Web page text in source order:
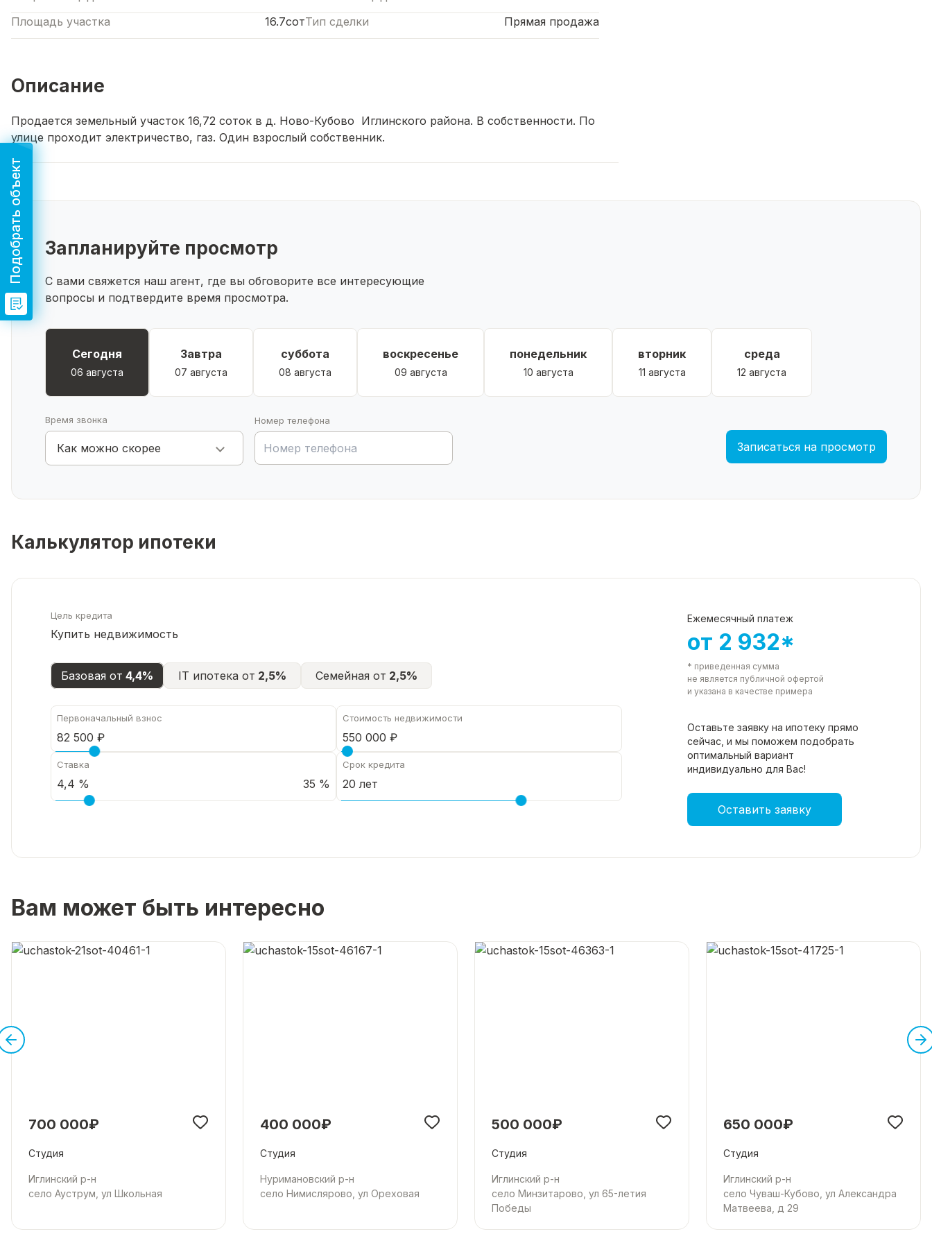
Площадь участка
16.7сотТип сделки Прямая продажа
Описание
Продается земельный участок 16,72 соток в д. Ново-Кубово Иглинского района. В собственности. По
улице проходит электричество, газ. Один взрослый собственник.
Запланируйте просмотр
С вами свяжется наш агент, где вы обговорите все интересующие
вопросы и подтвердите время просмотра.
Сегодня
06 августа
Завтра
07 августа
суббота
08 августа
воскресенье
09 августа
понедельник
10 августа
вторник
11 августа
среда
12 августа
Время звонка
Как можно скорее
Номер телефона
Записаться на просмотр
Калькулятор ипотеки
Цель кредита
Купить недвижимость
Базовая от 4,4% IT ипотека от 2,5% Семейная от 2,5%
Первоначальный взнос Стоимость недвижимости
Ставка
35 %
Срок кредита
Ежемесячный платеж
от 2 932*
* приведенная сумма
не является публичной офертой
и указана в качестве примера
Оставьте заявку на ипотеку прямо
сейчас, и мы поможем подобрать
оптимальный вариант
индивидуально для Вас!
Оставить заявку
Вам может быть интересно
700 000₽
Студия
Иглинский р-н
село Ауструм, ул Школьная
400 000₽
Студия
Нуримановский р-н
село Нимислярово, ул Ореховая
500 000₽
Студия
Иглинский р-н
село Минзитарово, ул 65-летия
Победы
650 000₽
Студия
Иглинский р-н
село Чуваш-Кубово, ул Александра
Матвеева, д 29
Подобрать объект